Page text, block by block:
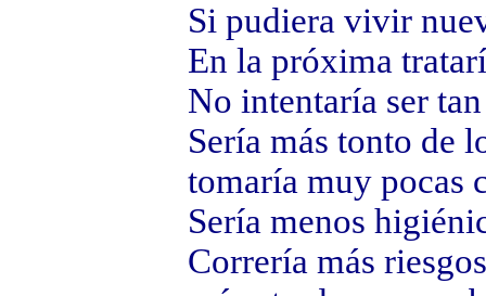
Si pudiera vivir
En la próxima
No intentaría ser
Sería más tonto de
tomaría muy pocas
Sería menos
Correría más